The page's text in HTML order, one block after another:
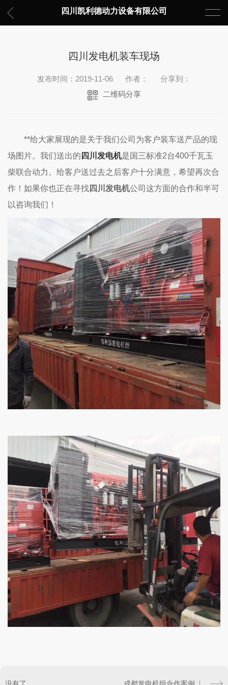
四川凯利德动力设备有限公司
四川发电机装车现场
发布时间：2019-11-06 作者：
分享到：
二维码分享
**给大家展现的是关于我们公司为客户装车送产品的现
场图片。我们送出的 四川发电机是国三标准2台400千瓦玉
柴联合动力。给客户送过去之后客户十分满意，希望再次合
作！如果你也正在寻找四川发电机公司这方面的合作和半可
以咨询我们！